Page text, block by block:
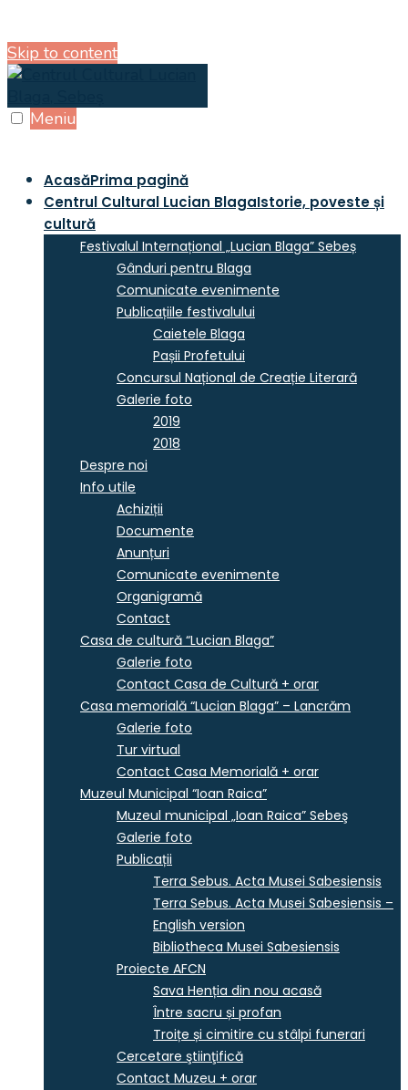
Skip to content
Meniu
AcasăPrima pagină
Centrul Cultural Lucian BlagaIstorie, poveste și
cultură
Festivalul Internațional „Lucian Blaga” Sebeș
Gânduri pentru Blaga
Comunicate evenimente
Publicațiile festivalului
Caietele Blaga
Pașii Profetului
Concursul Național de Creație Literară
Galerie foto
2019
2018
Despre noi
Info utile
Achiziții
Documente
Anunțuri
Comunicate evenimente
Organigramă
Contact
Casa de cultură “Lucian Blaga”
Galerie foto
Contact Casa de Cultură + orar
Casa memorială “Lucian Blaga” – Lancrăm
Galerie foto
Tur virtual
Contact Casa Memorială + orar
Muzeul Municipal “Ioan Raica”
Muzeul municipal „Ioan Raica” Sebeş
Galerie foto
Publicații
Terra Sebus. Acta Musei Sabesiensis
Terra Sebus. Acta Musei Sabesiensis –
English version
Bibliotheca Musei Sabesiensis
Proiecte AFCN
Sava Henția din nou acasă
Între sacru și profan
Troițe și cimitire cu stâlpi funerari
Cercetare ştiinţifică
Contact Muzeu + orar